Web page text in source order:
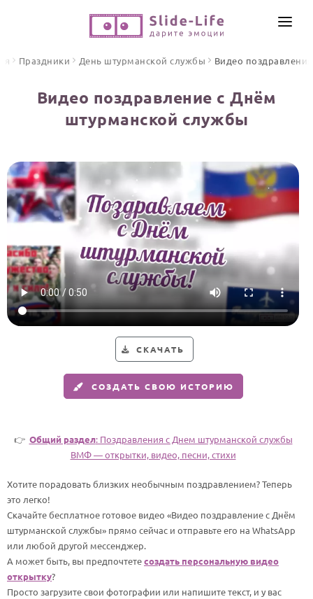
ПО ФОРМАТУ
Песни поздравления
Открытки
Стихи и тексты
ПРАЗДНИКИ
С Днем рождения
Юбилей
Свадьба
Календарь праздников
Мужчине
Папе
Детям
Все родственники
ПЕРСОНАЛЬНЫЕ
Пожелания
ИНСТРУМЕНТЫ
ЦЕНЫ
ОТЗЫВЫ
Праздники День штурманской службы Видео поздравления
Видео поздравление с Днём
штурманской службы
СКАЧАТЬ
СОЗДАТЬ СВОЮ ИСТОРИЮ
👉 Общий раздел: Поздравления с Днем штурманской службы
ВМФ — открытки, видео, песни, стихи
Хотите порадовать близких необычным поздравлением? Теперь
это легко!
Скачайте бесплатное готовое видео «Видео поздравление с Днём
штурманской службы» прямо сейчас и отправьте его на WhatsApp
или любой другой мессенджер.
А может быть, вы предпочтетесоздать персональную видео
открытку?
Просто загрузите свои фотографии или напишите текст, и у вас